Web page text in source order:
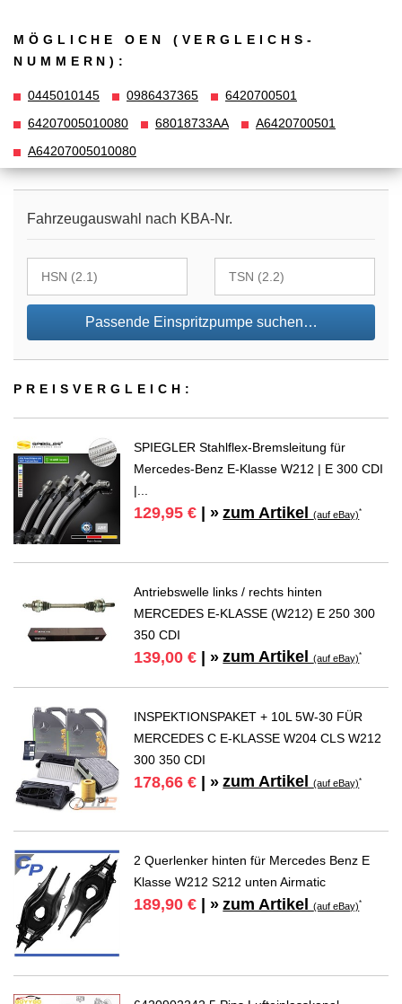
MÖGLICHE OEN (VERGLEICHS­
NUMMERN):
0445010145 0986437365
6420700501
64207005010080
68018733AA
A6420700501
A64207005010080
Fahrzeugauswahl nach KBA-Nr.
Passende Einspritzpumpe suchen…
PREIS­VER­GLEICH:
SPIEGLER Stahlflex-Bremsleitung für
Mercedes-Benz E-Klasse W212 | E 300 CDI
|...
129,95 € | » zum Artikel(auf eBay)*
Antriebswelle links / rechts hinten
MERCEDES E-KLASSE (W212) E 250 300
350 CDI
139,00 € | » zum Artikel(auf eBay)*
INSPEKTIONSPAKET + 10L 5W-30 FÜR
MERCEDES C E-KLASSE W204 CLS W212
300 350 CDI
178,66 € | » zum Artikel(auf eBay)*
2 Querlenker hinten für Mercedes Benz E
Klasse W212 S212 unten Airmatic
189,90 € | » zum Artikel(auf eBay)*